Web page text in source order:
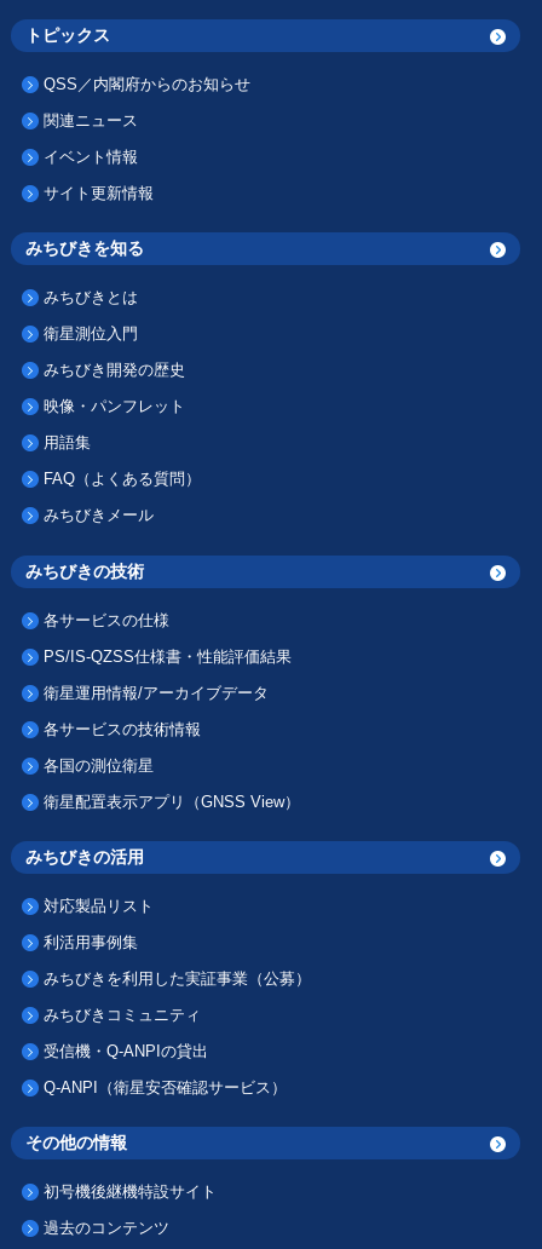
トピックス
QSS／内閣府からのお知らせ
関連ニュース
イベント情報
サイト更新情報
みちびきを知る
みちびきとは
衛星測位入門
みちびき開発の歴史
映像・パンフレット
用語集
FAQ（よくある質問）
みちびきメール
みちびきの技術
各サービスの仕様
PS/IS-QZSS仕様書・性能評価結果
衛星運用情報/アーカイブデータ
各サービスの技術情報
各国の測位衛星
衛星配置表示アプリ（GNSS View）
みちびきの活用
対応製品リスト
利活用事例集
みちびきを利用した実証事業（公募）
みちびきコミュニティ
受信機・Q-ANPIの貸出
Q-ANPI（衛星安否確認サービス）
その他の情報
初号機後継機特設サイト
過去のコンテンツ